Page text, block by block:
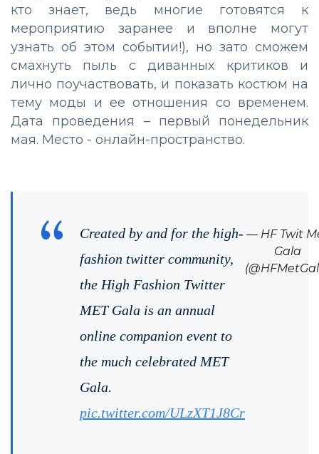
кто знает, ведь многие готовятся к
мероприятию заранее и вполне могут
узнать об этом событии!), но зато сможем
смахнуть пыль с диванных критиков и
лично поучаствовать, и показать костюм на
тему моды и ее отношения со временем.
Дата проведения – первый понедельник
мая. Место - онлайн-пространство.
Created by and for the high-
fashion twitter community,
the High Fashion Twitter
MET Gala is an annual
online companion event to
the much celebrated MET
Gala.
pic.twitter.com/ULzXT1J8Cr
— HF Twit
Gala